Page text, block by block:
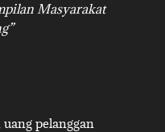
Masyarakat
pelanggan